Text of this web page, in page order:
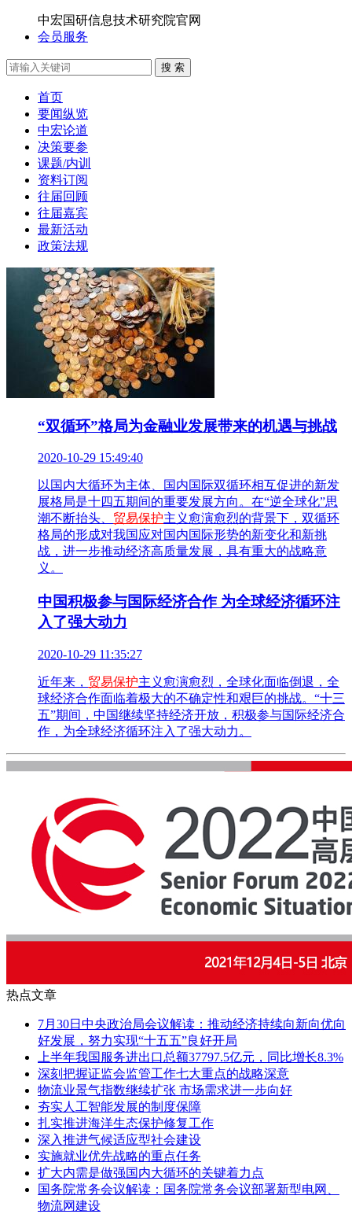
中宏国研信息技术研究院官网
会员服务
搜 索
首页
要闻纵览
中宏论道
决策要参
课题/内训
资料订阅
往届回顾
往届嘉宾
最新活动
政策法规
“双循环”格局为金融业发展带来的机遇与挑战
2020-10-29 15:49:40
以国内大循环为主体、国内国际双循环相互促进的新发
展格局是十四五期间的重要发展方向。在“逆全球化”思
潮不断抬头、 贸易保护主义愈演愈烈的背景下，双循环
格局的形成对我国应对国内国际形势的新变化和新挑
战，进一步推动经济高质量发展，具有重大的战略意
义。
中国积极参与国际经济合作 为全球经济循环注
入了强大动力
2020-10-29 11:35:27
近年来， 贸易保护主义愈演愈烈，全球化面临倒退，全
球经济合作面临着极大的不确定性和艰巨的挑战。“十三
五”期间，中国继续坚持经济开放，积极参与国际经济合
作，为全球经济循环注入了强大动力。
热点文章
7月30日中央政治局会议解读：推动经济持续向新向优向
好发展，努力实现“十五五”良好开局
上半年我国服务进出口总额37797.5亿元，同比增长8.3%
深刻把握证监会监管工作七大重点的战略深意
物流业景气指数继续扩张 市场需求进一步向好
夯实人工智能发展的制度保障
扎实推进海洋生态保护修复工作
深入推进气候适应型社会建设
实施就业优先战略的重点任务
扩大内需是做强国内大循环的关键着力点
国务院常务会议解读：国务院常务会议部署新型电网、
物流网建设